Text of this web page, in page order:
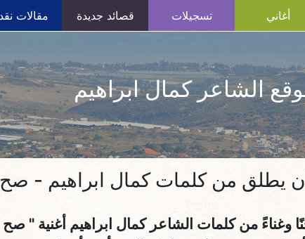
أغاني تسجيلات قصائد جديدة مقالات
الشاعر كمال ابراهيم
يطلق من كلمات كمال ابراهيم -
من كلمات الشاعر كمال ابراهيم أغنية "